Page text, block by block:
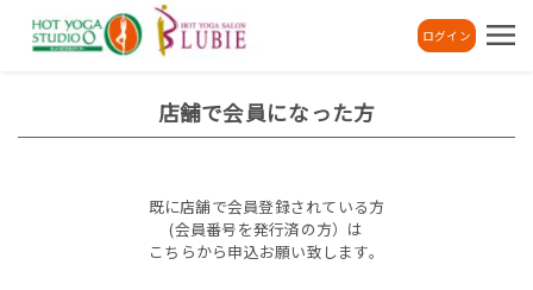
ログイン
店舗で会員になった方
既に店舗で会員登録されている方
(会員番号を発行済の方）は
こちらから申込お願い致します。